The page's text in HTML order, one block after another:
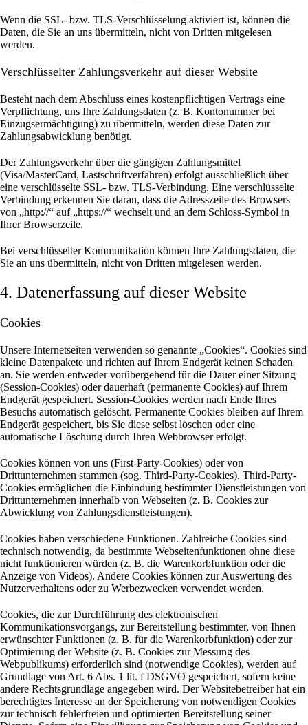
Wenn die SSL- bzw. TLS-Verschlüsselung aktiviert ist, können die
Daten, die Sie an uns übermitteln, nicht von Dritten mitgelesen
werden.
Verschlüsselter Zahlungsverkehr auf dieser Website
Besteht nach dem Abschluss eines kostenpflichtigen Vertrags eine
Verpflichtung, uns Ihre Zahlungsdaten (z. B. Kontonummer bei
Einzugsermächtigung) zu übermitteln, werden diese Daten zur
Zahlungsabwicklung benötigt.
Der Zahlungsverkehr über die gängigen Zahlungsmittel
(Visa/MasterCard, Lastschriftverfahren) erfolgt ausschließlich über
eine verschlüsselte SSL- bzw. TLS-Verbindung. Eine verschlüsselte
Verbindung erkennen Sie daran, dass die Adresszeile des Browsers
von „http://“ auf „https://“ wechselt und an dem Schloss-Symbol in
Ihrer Browserzeile.
Bei verschlüsselter Kommunikation können Ihre Zahlungsdaten, die
Sie an uns übermitteln, nicht von Dritten mitgelesen werden.
4. Datenerfassung auf dieser Website
Cookies
Unsere Internetseiten verwenden so genannte „Cookies“. Cookies sind
kleine Datenpakete und richten auf Ihrem Endgerät keinen Schaden
an. Sie werden entweder vorübergehend für die Dauer einer Sitzung
(Session-Cookies) oder dauerhaft (permanente Cookies) auf Ihrem
Endgerät gespeichert. Session-Cookies werden nach Ende Ihres
Besuchs automatisch gelöscht. Permanente Cookies bleiben auf Ihrem
Endgerät gespeichert, bis Sie diese selbst löschen oder eine
automatische Löschung durch Ihren Webbrowser erfolgt.
Cookies können von uns (First-Party-Cookies) oder von
Drittunternehmen stammen (sog. Third-Party-Cookies). Third-Party-
Cookies ermöglichen die Einbindung bestimmter Dienstleistungen von
Drittunternehmen innerhalb von Webseiten (z. B. Cookies zur
Abwicklung von Zahlungsdienstleistungen).
Cookies haben verschiedene Funktionen. Zahlreiche Cookies sind
technisch notwendig, da bestimmte Webseitenfunktionen ohne diese
nicht funktionieren würden (z. B. die Warenkorbfunktion oder die
Anzeige von Videos). Andere Cookies können zur Auswertung des
Nutzerverhaltens oder zu Werbezwecken verwendet werden.
Cookies, die zur Durchführung des elektronischen
Kommunikationsvorgangs, zur Bereitstellung bestimmter, von Ihnen
erwünschter Funktionen (z. B. für die Warenkorbfunktion) oder zur
Optimierung der Website (z. B. Cookies zur Messung des
Webpublikums) erforderlich sind (notwendige Cookies), werden auf
Grundlage von Art. 6 Abs. 1 lit. f DSGVO gespeichert, sofern keine
andere Rechtsgrundlage angegeben wird. Der Websitebetreiber hat ein
berechtigtes Interesse an der Speicherung von notwendigen Cookies
zur technisch fehlerfreien und optimierten Bereitstellung seiner